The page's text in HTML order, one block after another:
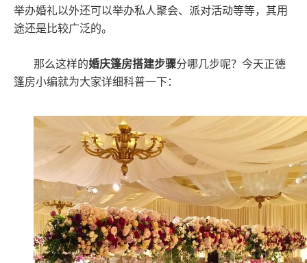
举办婚礼以外还可以举办私人聚会、派对活动等等，其用
途还是比较广泛的。
那么这样的婚庆篷房搭建步骤分哪几步呢？今天正德
篷房小编就为大家详细科普一下：